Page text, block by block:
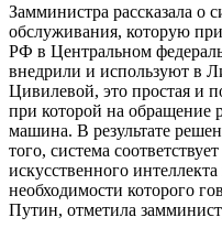
Замминистра рассказала о
обслуживания, которую
РФ в Центральном
внедрили и используют в
Цивилевой, это простая и
при которой на обращение
машина. В результате
того, система
искусственного
необходимости которого
Путин, отметила